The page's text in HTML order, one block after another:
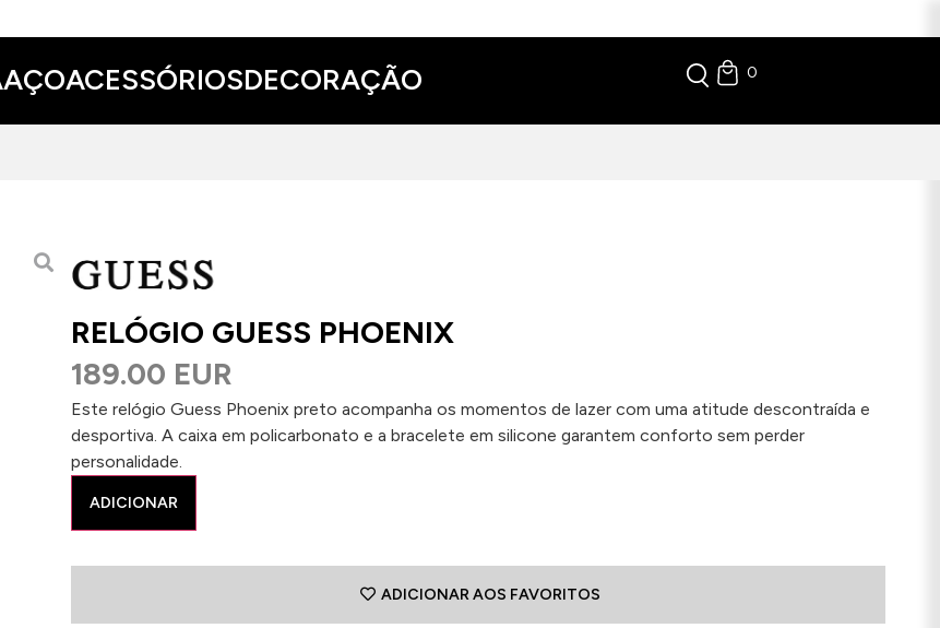
AÇOACESSÓRIOSDECORAÇÃO 0
RELÓGIO GUESS PHOENIX
189.00 EUR
Este relógio Guess Phoenix preto acompanha os momentos de lazer com uma atitude descontraída e
desportiva. A caixa em policarbonato e a bracelete em silicone garantem conforto sem perder
personalidade.
ADICIONAR
ADICIONAR AOS FAVORITOS